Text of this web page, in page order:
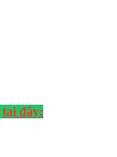
tại đây: